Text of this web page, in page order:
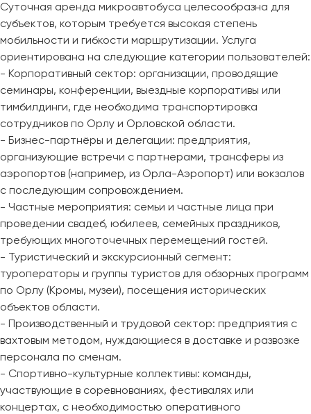
Суточная аренда микроавтобуса целесообразна для
субъектов, которым требуется высокая степень
мобильности и гибкости маршрутизации. Услуга
ориентирована на следующие категории пользователей:
- Корпоративный сектор: организации, проводящие
семинары, конференции, выездные корпоративы или
тимбилдинги, где необходима транспортировка
сотрудников по Орлу и Орловской области.
- Бизнес-партнёры и делегации: предприятия,
организующие встречи с партнерами, трансферы из
аэропортов (например, из Орла-Аэропорт) или вокзалов
с последующим сопровождением.
- Частные мероприятия: семьи и частные лица при
проведении свадеб, юбилеев, семейных праздников,
требующих многоточечных перемещений гостей.
- Туристический и экскурсионный сегмент:
туроператоры и группы туристов для обзорных программ
по Орлу (Кромы, музеи), посещения исторических
объектов области.
- Производственный и трудовой сектор: предприятия с
вахтовым методом, нуждающиеся в доставке и развозке
персонала по сменам.
- Спортивно-культурные коллективы: команды,
участвующие в соревнованиях, фестивалях или
концертах, с необходимостью оперативного